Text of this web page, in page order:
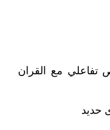
مع القران
حديد